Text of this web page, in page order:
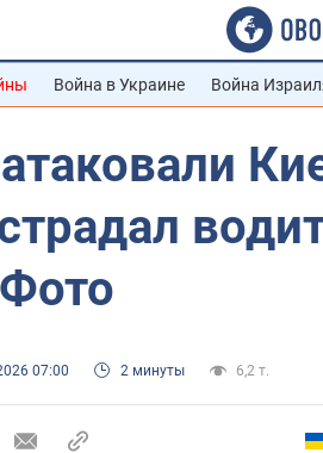
Война в Украине Война
07:00 2 минуты 6,2 т.